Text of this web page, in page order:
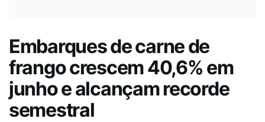
Embarques de carne de
frango crescem 40,6% em
junho e alcançam recorde
semestral